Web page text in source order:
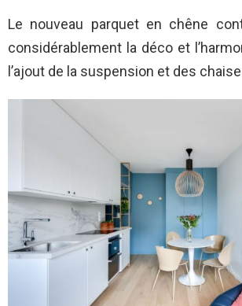
Le nouveau parquet en chêne
considérablement la déco et
l’ajout de la suspension et des